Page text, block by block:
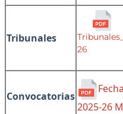
Tribunales
26
Convocatorias
2025-26